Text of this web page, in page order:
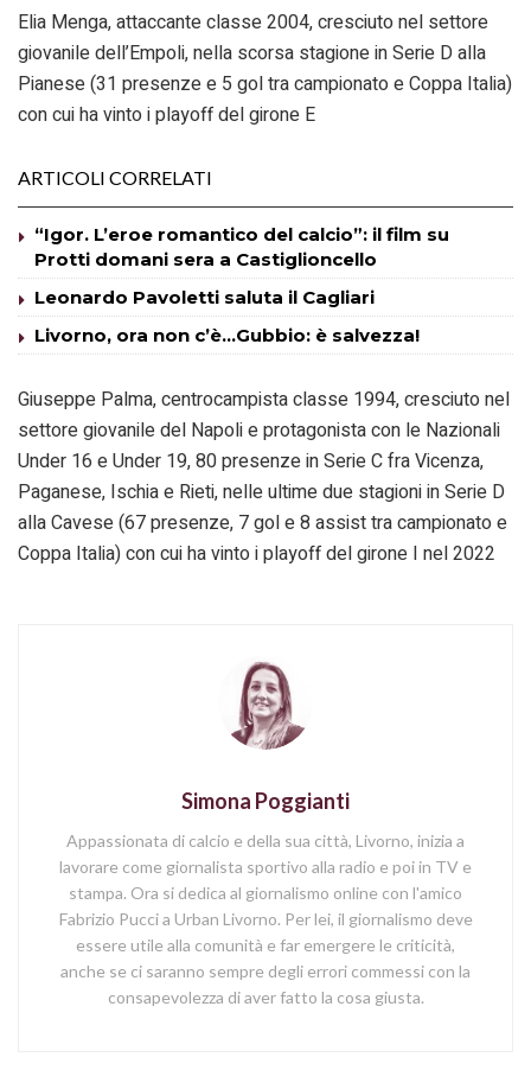
Elia Menga, attaccante classe 2004, cresciuto nel settore
giovanile dell’Empoli, nella scorsa stagione in Serie D alla
Pianese (31 presenze e 5 gol tra campionato e Coppa Italia)
con cui ha vinto i playoff del girone E
ARTICOLI CORRELATI
“Igor. L’eroe romantico del calcio”: il film su
Protti domani sera a Castiglioncello
Leonardo Pavoletti saluta il Cagliari
Livorno, ora non c’è…Gubbio: è salvezza!
Giuseppe Palma, centrocampista classe 1994, cresciuto nel
settore giovanile del Napoli e protagonista con le Nazionali
Under 16 e Under 19, 80 presenze in Serie C fra Vicenza,
Paganese, Ischia e Rieti, nelle ultime due stagioni in Serie D
alla Cavese (67 presenze, 7 gol e 8 assist tra campionato e
Coppa Italia) con cui ha vinto i playoff del girone I nel 2022
Simona Poggianti
Appassionata di calcio e della sua città, Livorno, inizia a
lavorare come giornalista sportivo alla radio e poi in TV e
stampa. Ora si dedica al giornalismo online con l'amico
Fabrizio Pucci a Urban Livorno. Per lei, il giornalismo deve
essere utile alla comunità e far emergere le criticità,
anche se ci saranno sempre degli errori commessi con la
consapevolezza di aver fatto la cosa giusta.